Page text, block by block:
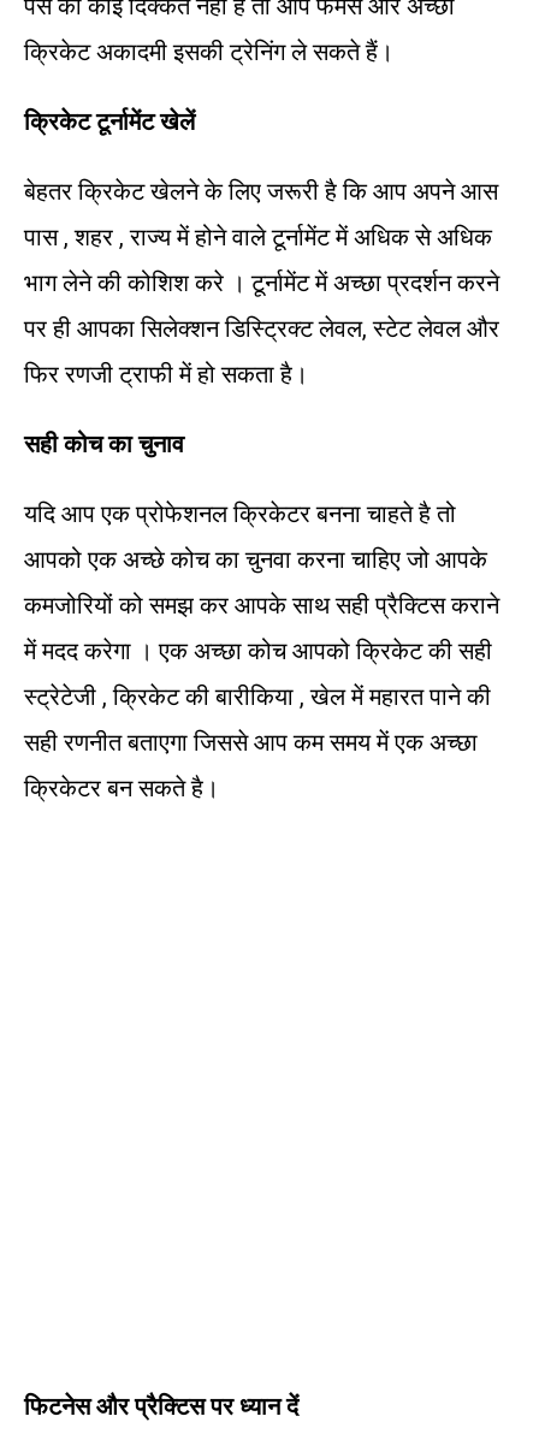
पैसे की कोई दिक्कत नहीं है तो आप फेमस और अच्छी
क्रिकेट अकादमी इसकी ट्रेनिंग ले सकते हैं।
क्रिकेट टूर्नामेंट खेलें
बेहतर क्रिकेट खेलने के लिए जरूरी है कि आप अपने आस
पास , शहर , राज्य में होने वाले टूर्नामेंट में अधिक से अधिक
भाग लेने की कोशिश करे । टूर्नामेंट में अच्छा प्रदर्शन करने
पर ही आपका सिलेक्शन डिस्ट्रिक्ट लेवल, स्टेट लेवल और
फिर रणजी ट्राफी में हो सकता है।
सही कोच का चुनाव
यदि आप एक प्रोफेशनल क्रिकेटर बनना चाहते है तो
आपको एक अच्छे कोच का चुनवा करना चाहिए जो आपके
कमजोरियों को समझ कर आपके साथ सही प्रैक्टिस कराने
में मदद करेगा । एक अच्छा कोच आपको क्रिकेट की सही
स्ट्रेटेजी , क्रिकेट की बारीकिया , खेल में महारत पाने की
सही रणनीत बताएगा जिससे आप कम समय में एक अच्छा
क्रिकेटर बन सकते है।
फिटनेस और प्रैक्टिस पर ध्यान दें